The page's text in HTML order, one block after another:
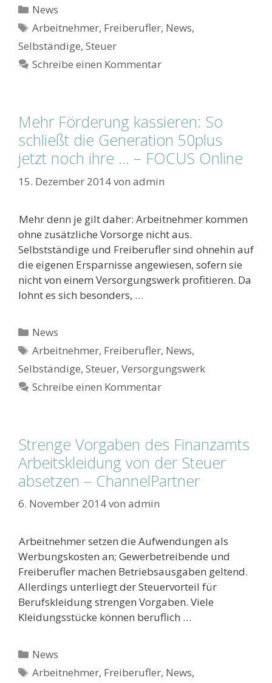
Kategorien
News
Schlagwörter
Arbeitnehmer, Freiberufler, News,
Selbständige, Steuer
Schreibe einen Kommentar
Mehr Förderung kassieren: So
schließt die Generation 50plus
jetzt noch ihre … – FOCUS Online
15. Dezember 2014von admin
Mehr denn je gilt daher: Arbeitnehmer kommen
ohne zusätzliche Vorsorge nicht aus.
Selbstständige und Freiberufler sind ohnehin auf
die eigenen Ersparnisse angewiesen, sofern sie
nicht von einem Versorgungswerk profitieren. Da
lohnt es sich besonders, …
Kategorien
News
Schlagwörter
Arbeitnehmer, Freiberufler, News,
Selbständige, Steuer, Versorgungswerk
Schreibe einen Kommentar
Strenge Vorgaben des Finanzamts
Arbeitskleidung von der Steuer
absetzen – ChannelPartner
6. November 2014von admin
Arbeitnehmer setzen die Aufwendungen als
Werbungskosten an; Gewerbetreibende und
Freiberufler machen Betriebsausgaben geltend.
Allerdings unterliegt der Steuervorteil für
Berufskleidung strengen Vorgaben. Viele
Kleidungsstücke können beruflich …
Kategorien
News
Schlagwörter
Arbeitnehmer, Freiberufler, News,